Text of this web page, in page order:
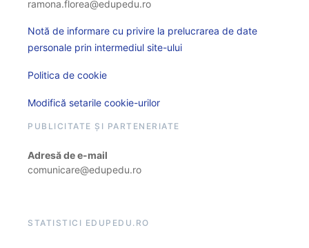
ramona.florea@edupedu.ro
Notă de informare cu privire la prelucrarea de date
personale prin intermediul site-ului
Politica de cookie
Modifică setarile cookie-urilor
PUBLICITATE ȘI PARTENERIATE
Adresă de e-mail
comunicare@edupedu.ro
STATISTICI EDUPEDU.RO